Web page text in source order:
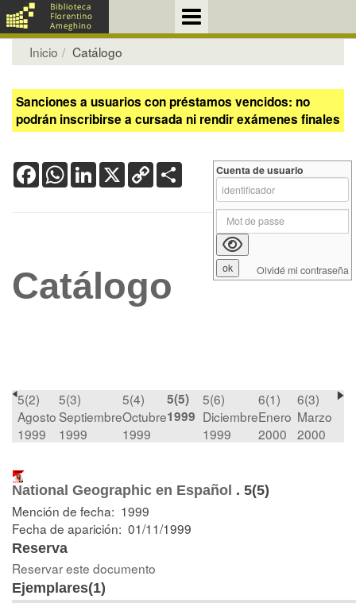
Inicio Catálogo
Sanciones a usuarios con préstamos vencidos: no
podrán inscribirse a cursada ni rendir exámenes finales
FacebookWhatsApp
LinkedIn
X Copy
Link
Catálogo
5(2)
Agosto
1999
5(3)
Septiembre
1999
5(4)
Octubre
1999
5(5)
1999
5(6)
Diciembre
1999
6(1)
Enero
2000
6(3)
Marzo
2000
National Geographic en Español . 5(5)
Mención de fecha: 1999
Fecha de aparición: 01/11/1999
Reserva
Reservar este documento
Ejemplares(1)
Cuenta de usuario
Olvidé mi contraseña